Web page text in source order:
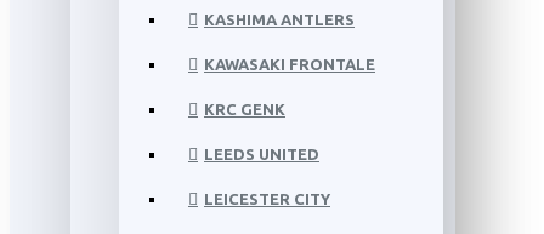
KASHIMA ANTLERS
KAWASAKI FRONTALE
KRC GENK
LEEDS UNITED
LEICESTER CITY